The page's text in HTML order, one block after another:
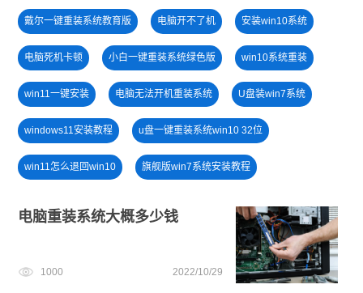
戴尔一键重装系统教育版 电脑开不了机 安装win10系统
电脑死机卡顿 小白一键重装系统绿色版 win10系统重装
win11一键安装 电脑无法开机重装系统 U盘装win7系统
windows11安装教程 u盘一键重装系统win10 32位
win11怎么退回win10 旗舰版win7系统安装教程
电脑开不了机怎么重装系统 小白一键重装系统win10教程
电脑重装系统大概多少钱
1000 2022/10/29